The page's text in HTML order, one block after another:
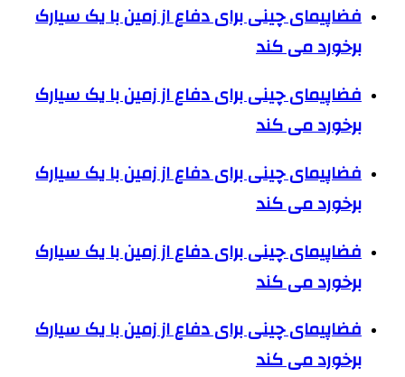
فضاپیمای چینی برای دفاع از زمین با یک سیارک
برخورد می کند
فضاپیمای چینی برای دفاع از زمین با یک سیارک
برخورد می کند
فضاپیمای چینی برای دفاع از زمین با یک سیارک
برخورد می کند
فضاپیمای چینی برای دفاع از زمین با یک سیارک
برخورد می کند
فضاپیمای چینی برای دفاع از زمین با یک سیارک
برخورد می کند